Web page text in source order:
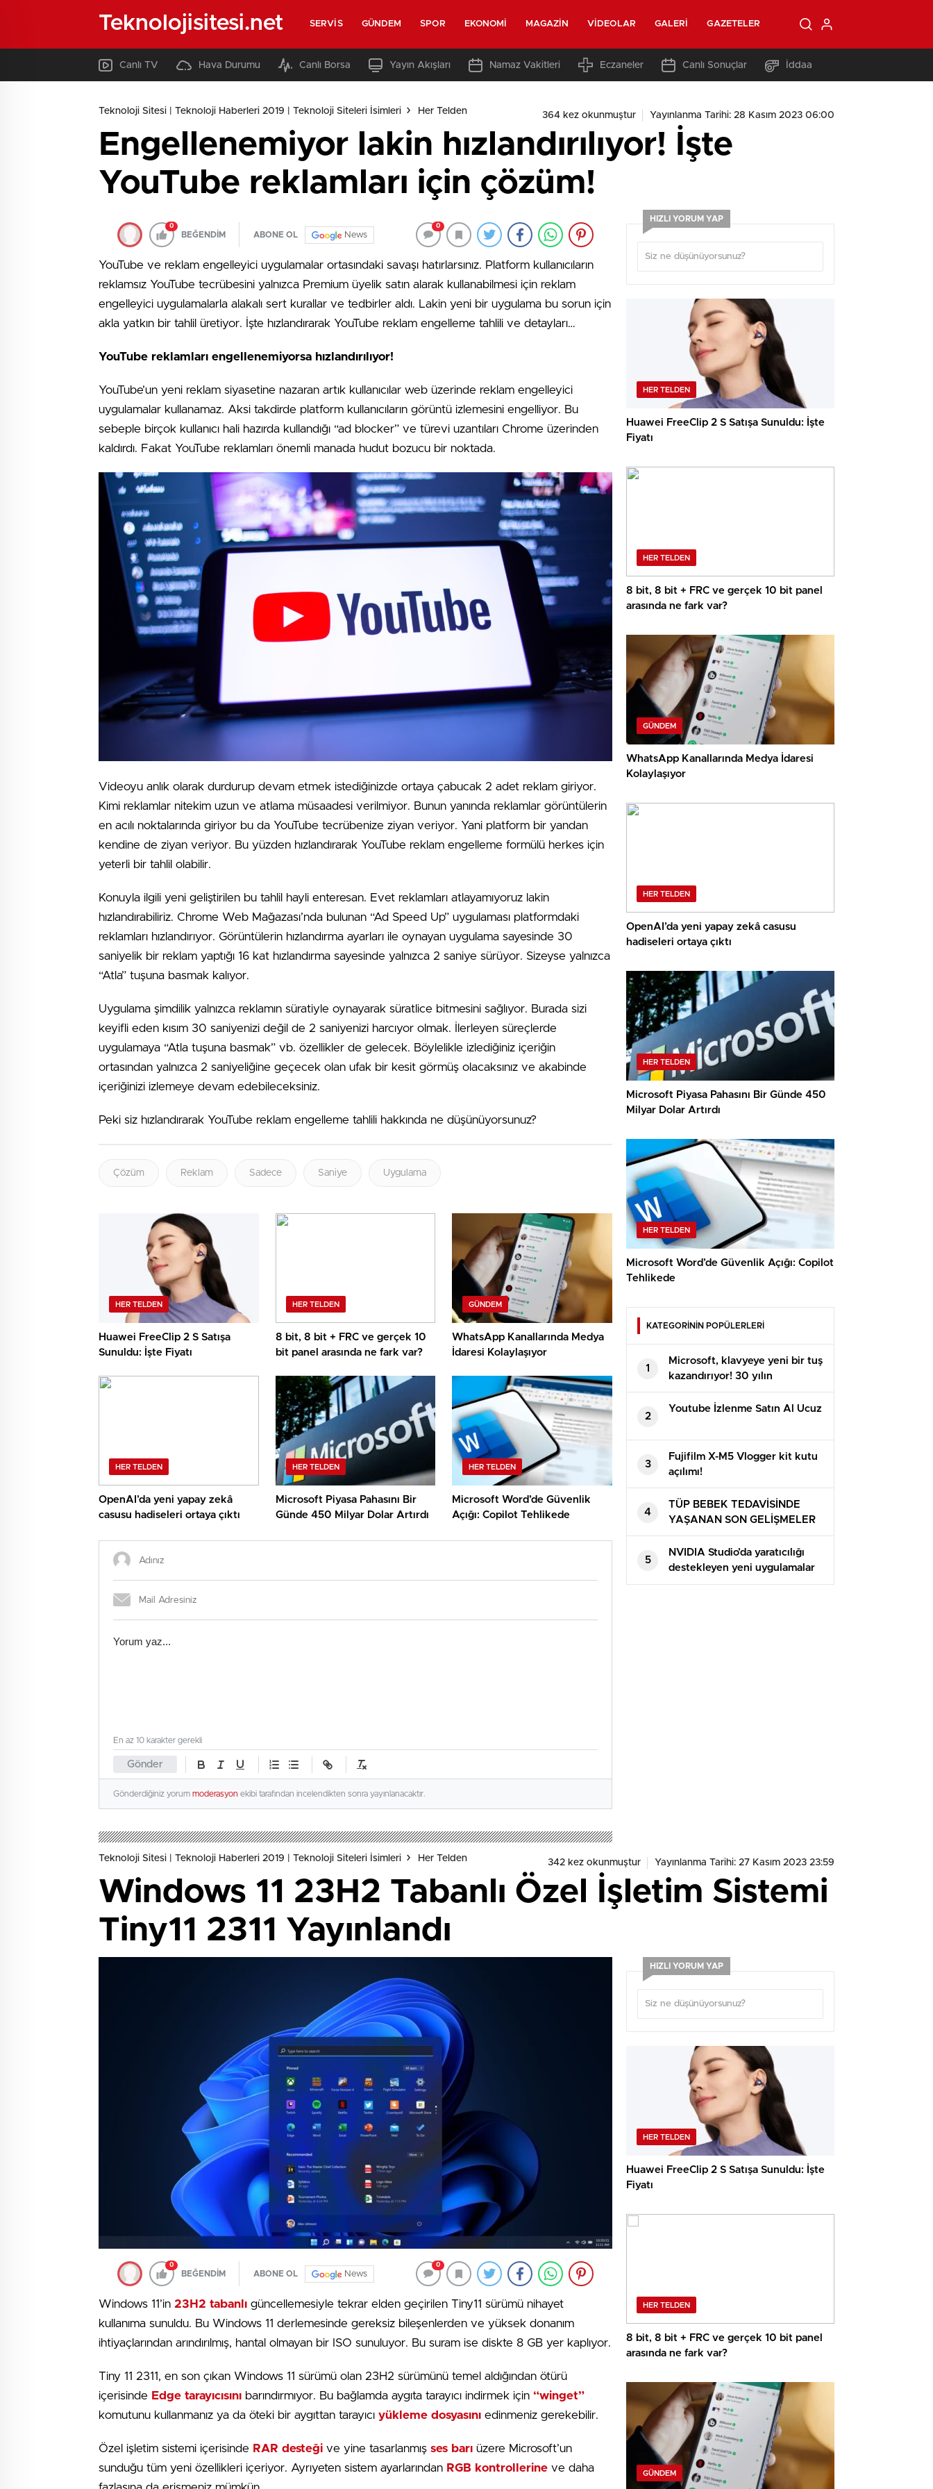
Teknolojisitesi.net SERVIS GÜNDEM SPOR EKONOMI MAGAZIN VIDEOLAR GALERI GAZETELER
Canlı TV Hava Durumu Canlı Borsa Yayın Akışları Namaz Vakitleri Eczaneler Canlı Sonuçlar İddaa
Teknoloji Sitesi | Teknoloji Haberleri 2019 | Teknoloji Siteleri İsimleri Her Telden 364 kez okunmuştur Yayınlanma Tarihi: 28 Kasım 2023 06:00
Engellenemiyor lakin hızlandırılıyor! İşte
YouTube reklamları için çözüm!
0
BEĞENDİM ABONE OL News
0
YouTube ve reklam engelleyici uygulamalar ortasındaki savaşı hatırlarsınız. Platform kullanıcıların
reklamsız YouTube tecrübesini yalnızca Premium üyelik satın alarak kullanabilmesi için reklam
engelleyici uygulamalarla alakalı sert kurallar ve tedbirler aldı. Lakin yeni bir uygulama bu sorun için
akla yatkın bir tahlil üretiyor. İşte hızlandırarak YouTube reklam engelleme tahlili ve detayları…
YouTube reklamları engellenemiyorsa hızlandırılıyor!
YouTube’un yeni reklam siyasetine nazaran artık kullanıcılar web üzerinde reklam engelleyici
uygulamalar kullanamaz. Aksi takdirde platform kullanıcıların görüntü izlemesini engelliyor. Bu
sebeple birçok kullanıcı hali hazırda kullandığı “ad blocker” ve türevi uzantıları Chrome üzerinden
kaldırdı. Fakat YouTube reklamları önemli manada hudut bozucu bir noktada.
Videoyu anlık olarak durdurup devam etmek istediğinizde ortaya çabucak 2 adet reklam giriyor.
Kimi reklamlar nitekim uzun ve atlama müsaadesi verilmiyor. Bunun yanında reklamlar görüntülerin
en acılı noktalarında giriyor bu da YouTube tecrübenize ziyan veriyor. Yani platform bir yandan
kendine de ziyan veriyor. Bu yüzden hızlandırarak YouTube reklam engelleme formülü herkes için
yeterli bir tahlil olabilir.
Konuyla ilgili yeni geliştirilen bu tahlil hayli enteresan. Evet reklamları atlayamıyoruz lakin
hızlandırabiliriz. Chrome Web Mağazası’nda bulunan “Ad Speed Up” uygulaması platformdaki
reklamları hızlandırıyor. Görüntülerin hızlandırma ayarları ile oynayan uygulama sayesinde 30
saniyelik bir reklam yaptığı 16 kat hızlandırma sayesinde yalnızca 2 saniye sürüyor. Sizeyse yalnızca
“Atla” tuşuna basmak kalıyor.
Uygulama şimdilik yalnızca reklamın süratiyle oynayarak süratlice bitmesini sağlıyor. Burada sizi
keyifli eden kısım 30 saniyenizi değil de 2 saniyenizi harcıyor olmak. İlerleyen süreçlerde
uygulamaya “Atla tuşuna basmak” vb. özellikler de gelecek. Böylelikle izlediğiniz içeriğin
ortasından yalnızca 2 saniyeliğine geçecek olan ufak bir kesit görmüş olacaksınız ve akabinde
içeriğinizi izlemeye devam edebileceksiniz.
Peki siz hızlandırarak YouTube reklam engelleme tahlili hakkında ne düşünüyorsunuz?
Çözüm Reklam Sadece Saniye Uygulama
HER TELDEN
Huawei FreeClip 2 S Satışa
Sunuldu: İşte Fiyatı
HER TELDEN
8 bit, 8 bit + FRC ve gerçek 10
bit panel arasında ne fark var?
GÜNDEM
WhatsApp Kanallarında Medya
İdaresi Kolaylaşıyor
HER TELDEN
OpenAI’da yeni yapay zekâ
casusu hadiseleri ortaya çıktı
HER TELDEN
Microsoft Piyasa Pahasını Bir
Günde 450 Milyar Dolar Artırdı
HER TELDEN
Microsoft Word’de Güvenlik
Açığı: Copilot Tehlikede
Gönder
En az 10 karakter gerekli
Gönderdiğiniz yorum moderasyon ekibi tarafından incelendikten sonra yayınlanacaktır.
HIZLI YORUM YAP
HER TELDEN
Huawei FreeClip 2 S Satışa Sunuldu: İşte
Fiyatı
HER TELDEN
8 bit, 8 bit + FRC ve gerçek 10 bit panel
arasında ne fark var?
GÜNDEM
WhatsApp Kanallarında Medya İdaresi
Kolaylaşıyor
HER TELDEN
OpenAI’da yeni yapay zekâ casusu
hadiseleri ortaya çıktı
HER TELDEN
Microsoft Piyasa Pahasını Bir Günde 450
Milyar Dolar Artırdı
HER TELDEN
Microsoft Word’de Güvenlik Açığı: Copilot
Tehlikede
KATEGORİNİN POPÜLERLERİ
1
Microsoft, klavyeye yeni bir tuş
kazandırıyor! 30 yılın
ardından…
2
Youtube İzlenme Satın Al Ucuz
3
Fujifilm X-M5 Vlogger kit kutu
açılımı!
4
TÜP BEBEK TEDAVİSİNDE
YAŞANAN SON GELİŞMELER
5
NVIDIA Studio’da yaratıcılığı
destekleyen yeni uygulamalar
çıkış yaptı!
Teknoloji Sitesi | Teknoloji Haberleri 2019 | Teknoloji Siteleri İsimleri Her Telden 342 kez okunmuştur Yayınlanma Tarihi: 27 Kasım 2023 23:59
Windows 11 23H2 Tabanlı Özel İşletim Sistemi
Tiny11 2311 Yayınlandı
0
BEĞENDİM ABONE OL News
0
Windows 11’in 23H2 tabanlı güncellemesiyle tekrar elden geçirilen Tiny11 sürümü nihayet
kullanıma sunuldu. Bu Windows 11 derlemesinde gereksiz bileşenlerden ve yüksek donanım
ihtiyaçlarından arındırılmış, hantal olmayan bir ISO sunuluyor. Bu suram ise diskte 8 GB yer kaplıyor.
Tiny 11 2311, en son çıkan Windows 11 sürümü olan 23H2 sürümünü temel aldığından ötürü
içerisinde Edge tarayıcısını barındırmıyor. Bu bağlamda aygıta tarayıcı indirmek için “winget”
komutunu kullanmanız ya da öteki bir aygıttan tarayıcı yükleme dosyasını edinmeniz gerekebilir.
Özel işletim sistemi içerisinde RAR desteği ve yine tasarlanmış ses barı üzere Microsoft’un
sunduğu tüm yeni özellikleri içeriyor. Ayrıyeten sistem ayarlarından RGB kontrollerine ve daha
HIZLI YORUM YAP
HER TELDEN
Huawei FreeClip 2 S Satışa Sunuldu: İşte
Fiyatı
HER TELDEN
8 bit, 8 bit + FRC ve gerçek 10 bit panel
arasında ne fark var?
GÜNDEM